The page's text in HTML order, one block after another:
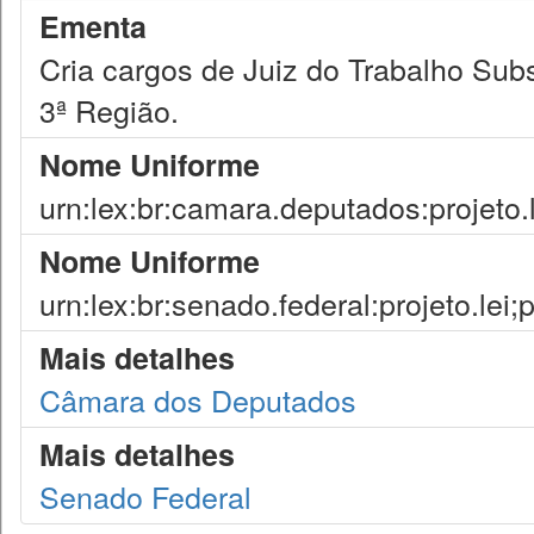
Ementa
Cria cargos de Juiz do Trabalho
3ª Região.
Nome Uniforme
Nome Uniforme
Mais detalhes
Câmara dos Deputados
Mais detalhes
Senado Federal